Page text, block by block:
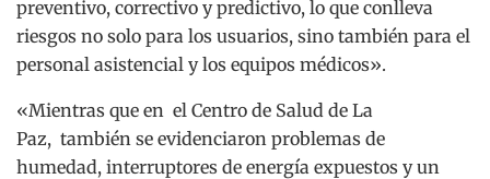
preventivo, correctivo y predictivo, lo que conlleva
riesgos no solo para los usuarios, sino también para el
personal asistencial y los equipos médicos».
«Mientras que en el Centro de Salud de La
Paz, también se evidenciaron problemas de
humedad, interruptores de energía expuestos y un